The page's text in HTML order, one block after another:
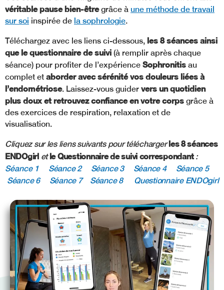
véritable pause bien-êtregrâce à une méthode de travail
sur soi inspirée de la sophrologie.
Téléchargez avec les liens ci-dessous, les 8 séances ainsi
que le questionnaire de suivi (à remplir après chaque
séance) pour profiter de l’expérience Sophronitis au
complet et aborder avec sérénité vos douleurs liées à
l’endométriose. Laissez-vous guider vers un quotidien
plus doux et retrouvez confiance en votre corps grâce à
des exercices de respiration, relaxation et de
visualisation.
Cliquez sur les liens suivants pour téléchargerles 8 séances
ENDOgirletle Questionnaire de suivi correspondant:
Séance 1
Séance 2 Séance 3 Séance 4
Séance 5
Séance 6
Séance 7 Séance 8 Questionnaire ENDOgirl